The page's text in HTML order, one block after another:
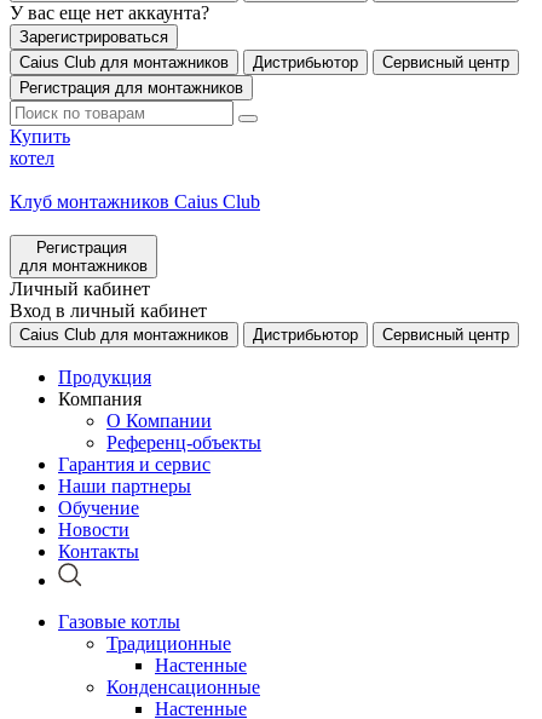
У вас еще нет аккаунта?
Зарегистрироваться
Caius Club для монтажников
Дистрибьютор
Сервисный центр
Регистрация для монтажников
Купить
котел
Клуб монтажников Caius Club
Регистрация
для монтажников
Личный кабинет
Вход в личный кабинет
Caius Club для монтажников Дистрибьютор Сервисный центр
Продукция
Компания
О Компании
Референц-объекты
Гарантия и сервис
Наши партнеры
Обучение
Новости
Контакты
Газовые котлы
Традиционные
Настенные
Конденсационные
Настенные